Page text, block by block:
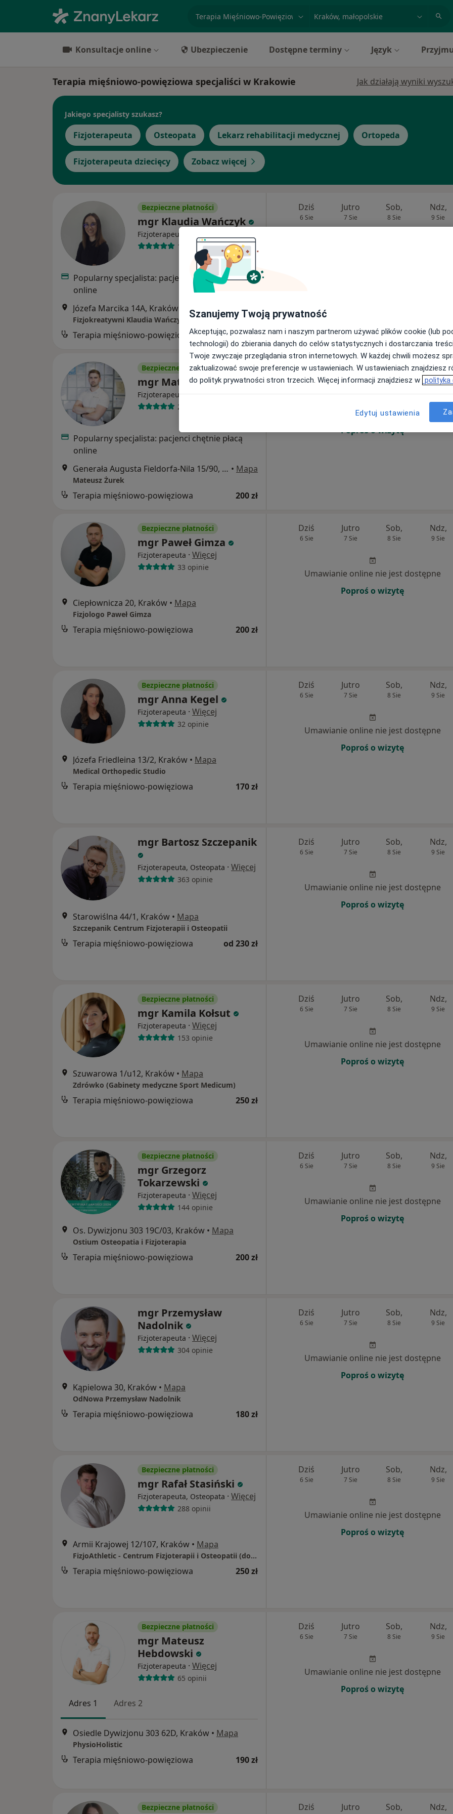
specjalizacja, badanie lub nazwiskomiasto lub dzielnica
Konsultacje online Ubezpieczenie Dostępne terminy Język
Terapia mięśniowo-powięziowa specjaliści w Krakowie Jak działają wyniki
Jakiego specjalisty szukasz?
Fizjoterapeuta Osteopata Lekarz rehabilitacji medycznej Ortopeda
Fizjoterapeuta dziecięcy Zobacz więcej
Bezpieczne płatności
mgr Klaudia Wańczyk
Fizjoterapeuta
118 opinii
Popularny specjalista: pacjenci chętnie płacą
online
Józefa Marcika 14A, Kraków
Mapa
Fizjokreatywni Klaudia Wańczyk Łagiewniki/ Borek Fałęcki
Terapia mięśniowo-powięziowa 250 zł
Dziś
6 Sie
Jutro
7 Sie
Sob,
8 Sie
Ndz,
9 Sie
Bezpieczne płatności
mgr Mateusz Żurek
Fizjoterapeuta
221 opinii
Popularny specjalista: pacjenci chętnie płacą
online
Generała Augusta Fieldorfa-Nila 15/90, Kraków • Mapa
Mateusz Żurek
Terapia mięśniowo-powięziowa 200 zł
Dziś
6 Sie
Jutro
7 Sie
Sob,
8 Sie
Ndz,
9 Sie
Umawianie online nie jest dostępne
Poproś o wizytę
Bezpieczne płatności
mgr Paweł Gimza
Fizjoterapeuta · Więcej
33 opinie
Ciepłownicza 20, Kraków • Mapa
Fizjologo Paweł Gimza
Terapia mięśniowo-powięziowa 200 zł
Dziś
6 Sie
Jutro
7 Sie
Sob,
8 Sie
Ndz,
9 Sie
Umawianie online nie jest dostępne
Poproś o wizytę
Bezpieczne płatności
mgr Anna Kegel
Fizjoterapeuta · Więcej
32 opinie
Józefa Friedleina 13/2, Kraków • Mapa
Medical Orthopedic Studio
Terapia mięśniowo-powięziowa 170 zł
Dziś
6 Sie
Jutro
7 Sie
Sob,
8 Sie
Ndz,
9 Sie
Umawianie online nie jest dostępne
Poproś o wizytę
mgr Bartosz Szczepanik
Fizjoterapeuta, Osteopata · Więcej
363 opinie
Starowiślna 44/1, Kraków • Mapa
Szczepanik Centrum Fizjoterapii i Osteopatii
Terapia mięśniowo-powięziowa od 230 zł
Dziś
6 Sie
Jutro
7 Sie
Sob,
8 Sie
Ndz,
9 Sie
Umawianie online nie jest dostępne
Poproś o wizytę
Bezpieczne płatności
mgr Kamila Kołsut
Fizjoterapeuta · Więcej
153 opinie
Szuwarowa 1/u12, Kraków • Mapa
Zdrówko (Gabinety medyczne Sport Medicum)
Terapia mięśniowo-powięziowa 250 zł
Dziś
6 Sie
Jutro
7 Sie
Sob,
8 Sie
Ndz,
9 Sie
Umawianie online nie jest dostępne
Poproś o wizytę
Bezpieczne płatności
mgr Grzegorz
Tokarzewski
Fizjoterapeuta · Więcej
144 opinie
Os. Dywizjonu 303 19C/03, Kraków • Mapa
Ostium Osteopatia i Fizjoterapia
Terapia mięśniowo-powięziowa 200 zł
Dziś
6 Sie
Jutro
7 Sie
Sob,
8 Sie
Ndz,
9 Sie
Umawianie online nie jest dostępne
Poproś o wizytę
mgr Przemysław
Nadolnik
Fizjoterapeuta · Więcej
304 opinie
Kąpielowa 30, Kraków • Mapa
OdNowa Przemysław Nadolnik
Terapia mięśniowo-powięziowa 180 zł
Dziś
6 Sie
Jutro
7 Sie
Sob,
8 Sie
Ndz,
9 Sie
Umawianie online nie jest dostępne
Poproś o wizytę
Bezpieczne płatności
mgr Rafał Stasiński
Fizjoterapeuta, Osteopata · Więcej
288 opinii
Armii Krajowej 12/107, Kraków • Mapa
FizjoAthletic - Centrum Fizjoterapii i Osteopatii (domofon 107, I piętro) , 30-150 Kraków
Terapia mięśniowo-powięziowa 250 zł
Dziś
6 Sie
Jutro
7 Sie
Sob,
8 Sie
Ndz,
9 Sie
Umawianie online nie jest dostępne
Poproś o wizytę
Bezpieczne płatności
mgr Mateusz
Hebdowski
Fizjoterapeuta · Więcej
65 opinii
Adres 1 Adres 2
Osiedle Dywizjonu 303 62D, Kraków • Mapa
PhysioHolistic
Terapia mięśniowo-powięziowa 190 zł
Dziś
6 Sie
Jutro
7 Sie
Sob,
8 Sie
Ndz,
9 Sie
Umawianie online nie jest dostępne
Poproś o wizytę
Bezpieczne płatności Dziś Jutro Sob, Ndz,
Szanujemy Twoją prywatność
Akceptując, pozwalasz nam i naszym partnerom używać plików cookie (lub
technologii) do zbierania danych do celów statystycznych i dostarczania
Twoje zwyczaje przeglądania stron internetowych. W każdej chwili możesz
zaktualizować swoje preferencje w ustawieniach. W ustawieniach znajdziesz
do polityk prywatności stron trzecich. Więcej informacji znajdziesz w polityka
Edytuj ustawienia